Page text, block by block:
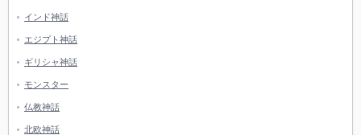
インド神話
エジプト神話
ギリシャ神話
モンスター
仏教神話
北欧神話